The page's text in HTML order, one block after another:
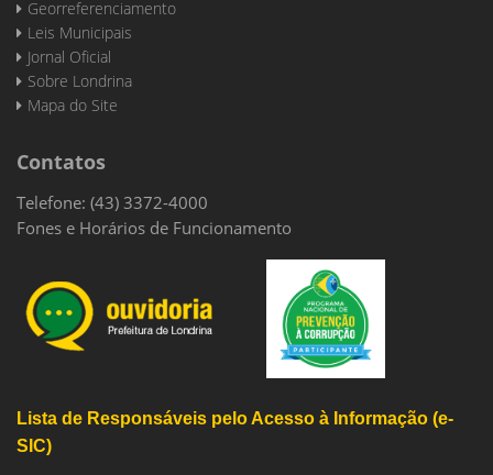
Georreferenciamento
Leis Municipais
Jornal Oficial
Sobre Londrina
Mapa do Site
Contatos
Telefone: (43) 3372-4000
Fones e Horários de Funcionamento
Lista de Responsáveis pelo Acesso à Informação (e-
SIC)